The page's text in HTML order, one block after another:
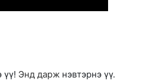
үү! Энд дарж нэвтэрнэ үү.